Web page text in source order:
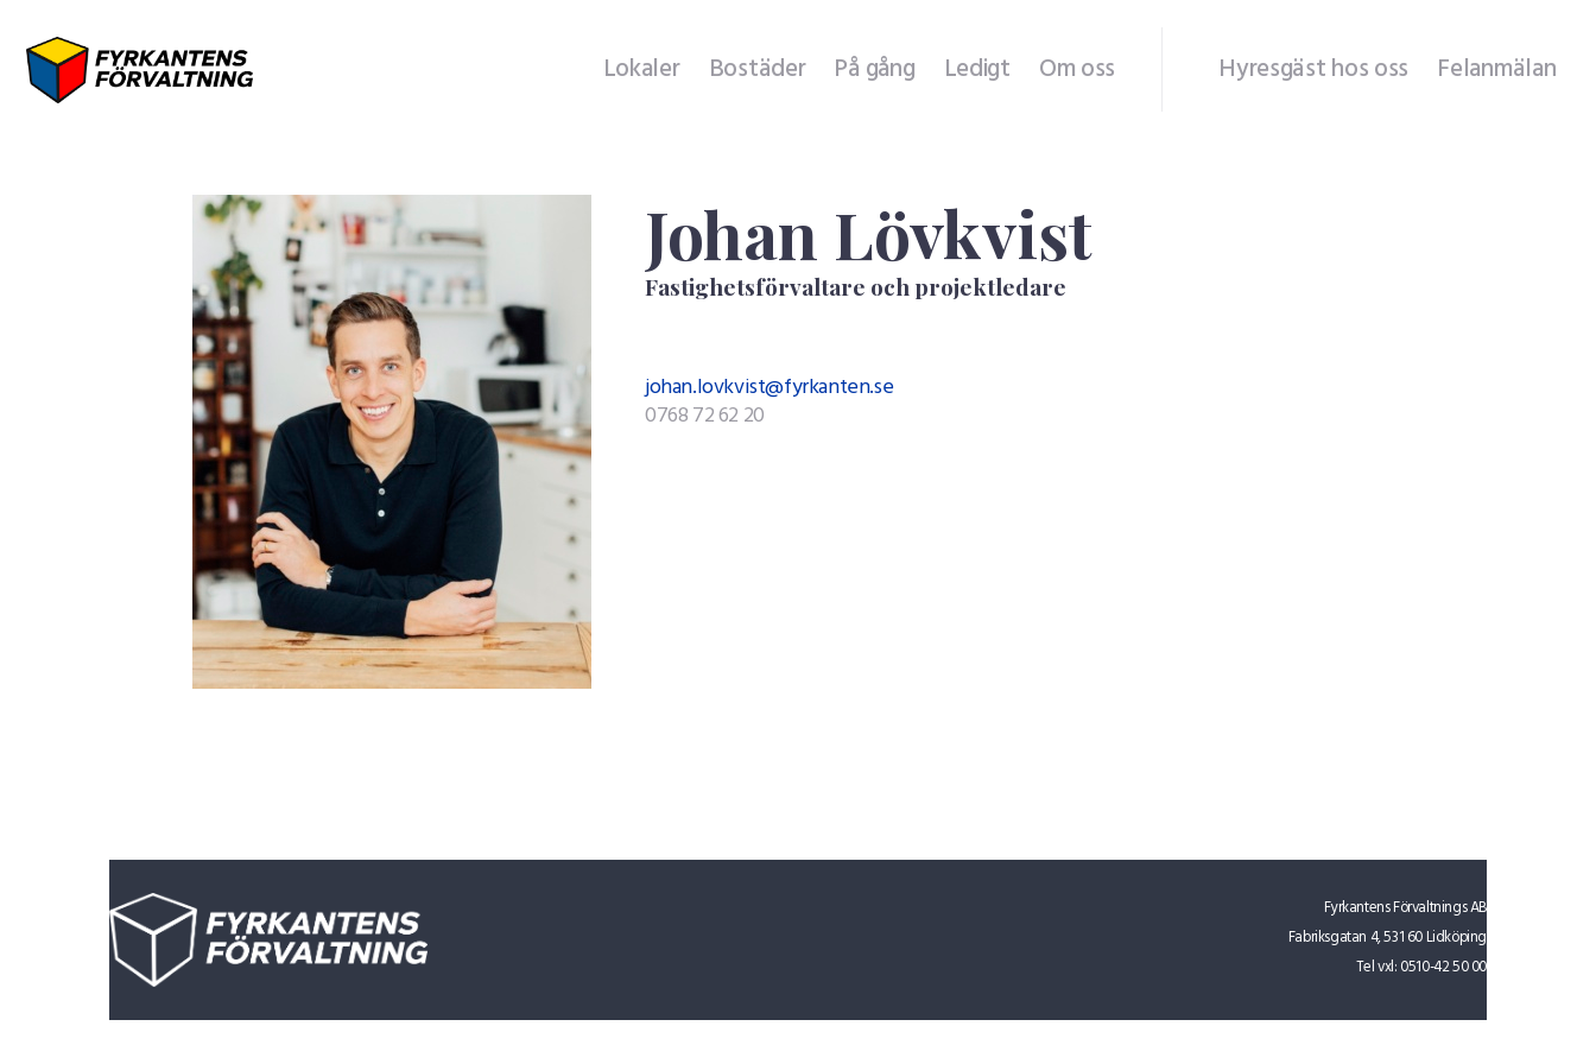
Lokaler Bostäder På gång Ledigt Om oss Hyresgäst hos oss Felanmälan
Bostäder
Om oss
Hyresgäst hos oss
Felanmälan
Johan Lövkvist
Fastighetsförvaltare och projektledare
johan.lovkvist@fyrkanten.se
0768 72 62 20
Fyrkantens Förvaltnings AB
Fabriksgatan 4, 531 60 Lidköping
Tel vxl:0510-42 50 00